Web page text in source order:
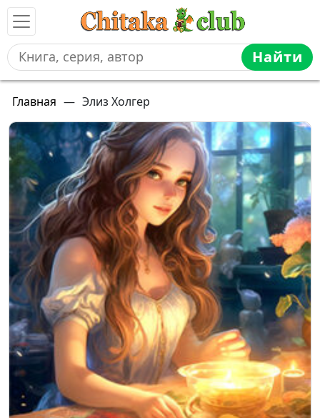
Найти
Главная — Элиз Холгер